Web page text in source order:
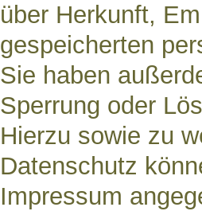
über Herkunft,
gespeicherten
Sie haben
Sperrung oder
Hierzu sowie zu
Datenschutz
Impressum